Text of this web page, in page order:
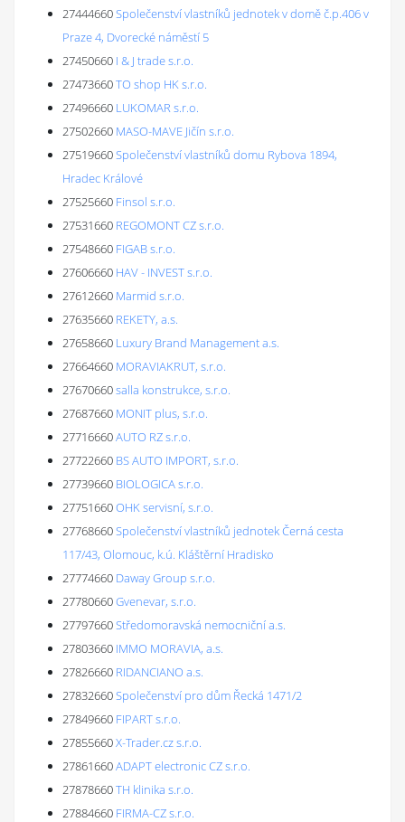
27444660Společenství vlastníků jednotek v domě č.p.406 v
Praze 4, Dvorecké náměstí 5
27450660 I & J trade s.r.o.
27473660TO shop HK s.r.o.
27496660 LUKOMAR s.r.o.
27502660 MASO-MAVE Jičín s.r.o.
27519660Společenství vlastníků domu Rybova 1894,
Hradec Králové
27525660 Finsol s.r.o.
27531660 REGOMONT CZ s.r.o.
27548660 FIGAB s.r.o.
27606660 HAV - INVEST s.r.o.
27612660 Marmid s.r.o.
27635660 REKETY, a.s.
27658660 Luxury Brand Management a.s.
27664660 MORAVIAKRUT, s.r.o.
27670660salla konstrukce, s.r.o.
27687660 MONIT plus, s.r.o.
27716660AUTO RZ s.r.o.
27722660 BS AUTO IMPORT, s.r.o.
27739660 BIOLOGICA s.r.o.
27751660OHK servisní, s.r.o.
27768660Společenství vlastníků jednotek Černá cesta
117/43, Olomouc, k.ú. Kláštěrní Hradisko
27774660 Daway Group s.r.o.
27780660Gvenevar, s.r.o.
27797660Středomoravská nemocniční a.s.
27803660 IMMO MORAVIA, a.s.
27826660 RIDANCIANO a.s.
27832660Společenství pro dům Řecká 1471/2
27849660 FIPART s.r.o.
27855660X-Trader.cz s.r.o.
27861660ADAPT electronic CZ s.r.o.
27878660TH klinika s.r.o.
27884660 FIRMA-CZ s.r.o.